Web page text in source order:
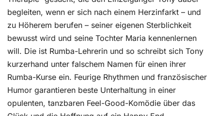
begleiten, wenn er sich nach einem Herzinfarkt – und
zu Höherem berufen – seiner eigenen Sterblichkeit
bewusst wird und seine Tochter Maria kennenlernen
will. Die ist Rumba-Lehrerin und so schreibt sich Tony
kurzerhand unter falschem Namen für einen ihrer
Rumba-Kurse ein. Feurige Rhythmen und französischer
Humor garantieren beste Unterhaltung in einer
opulenten, tanzbaren Feel-Good-Komödie über das